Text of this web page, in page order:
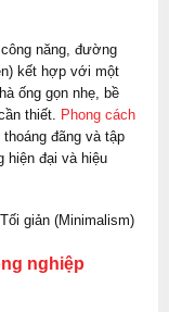
năng, đường
kết hợp với một
ống gọn nhẹ, bề
thiết. Phong cách
đãng và tập
hiện đại và hiệu
nghiệp